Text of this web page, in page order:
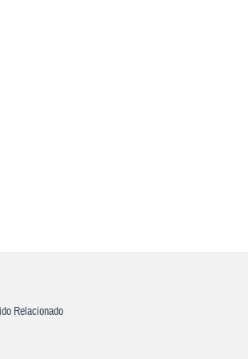
Relacionado